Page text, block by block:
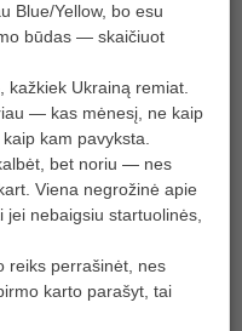
Blue/Yellow, bo esu
būdas — skaičiuot
kažkiek Ukrainą remiat.
— kas mėnesį, ne kaip
kam pavyksta.
bet noriu — nes
Viena negrožinė apie
nebaigsiu startuolinės,
reiks perrašinėt, nes
karto parašyt, tai